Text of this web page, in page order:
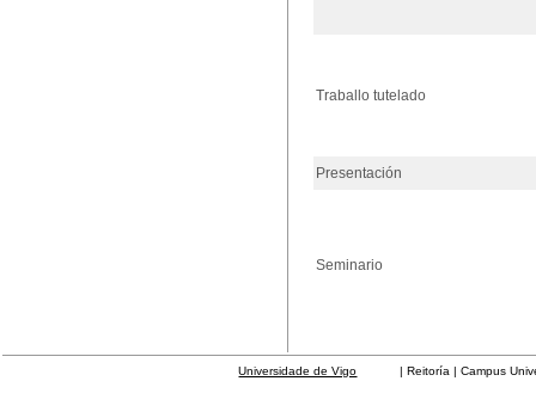
Traballo tutelado
Presentación
Seminario
Universidade de Vigo | Reitoría | Campus